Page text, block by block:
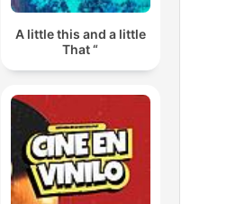
A little this and a little
That “